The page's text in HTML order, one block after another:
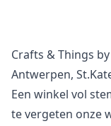
Crafts & Things
Antwerpen,
Een winkel vol
te vergeten onze